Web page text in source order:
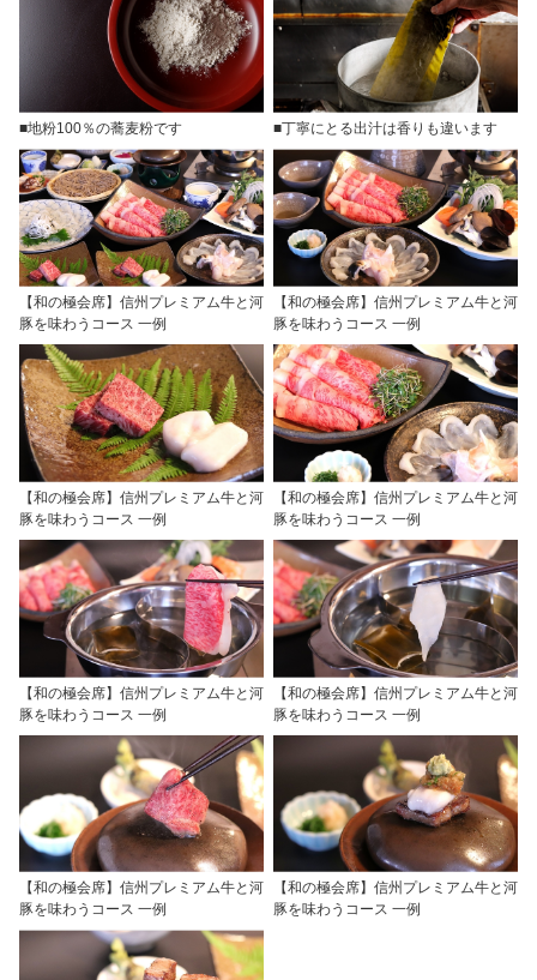
■地粉100％の蕎麦粉です ■丁寧にとる出汁は香りも違います
【和の極会席】信州プレミアム牛と河
豚を味わうコース 一例
【和の極会席】信州プレミアム牛と河
豚を味わうコース 一例
【和の極会席】信州プレミアム牛と河
豚を味わうコース 一例
【和の極会席】信州プレミアム牛と河
豚を味わうコース 一例
【和の極会席】信州プレミアム牛と河
豚を味わうコース 一例
【和の極会席】信州プレミアム牛と河
豚を味わうコース 一例
【和の極会席】信州プレミアム牛と河
豚を味わうコース 一例
【和の極会席】信州プレミアム牛と河
豚を味わうコース 一例